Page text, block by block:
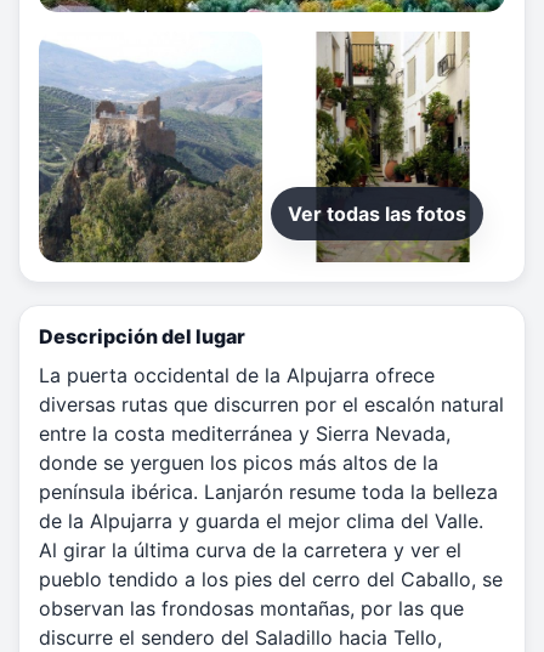
Ver todas las fotos
Descripción del lugar
La puerta occidental de la Alpujarra ofrece
diversas rutas que discurren por el escalón natural
entre la costa mediterránea y Sierra Nevada,
donde se yerguen los picos más altos de la
península ibérica. Lanjarón resume toda la belleza
de la Alpujarra y guarda el mejor clima del Valle.
Al girar la última curva de la carretera y ver el
pueblo tendido a los pies del cerro del Caballo, se
observan las frondosas montañas, por las que
discurre el sendero del Saladillo hacia Tello,